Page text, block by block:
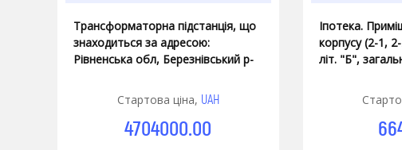
Трансформаторна підстанція, що
знаходиться за адресою:
Рівненська обл, Березнівський р-
Стартова ціна, UAH
4704000.00
Іпотека.
корпусу (2-1,
літ. "Б",
м. Житомир,